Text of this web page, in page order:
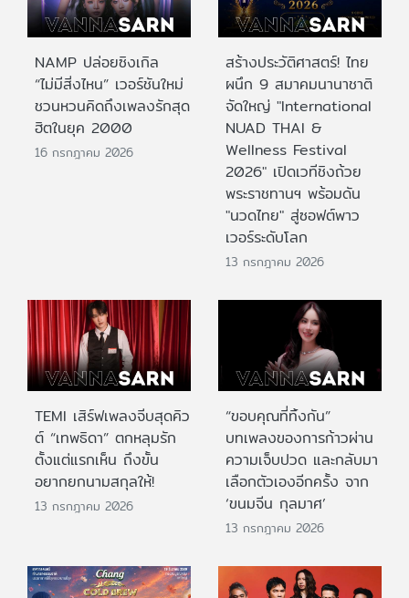
NAMP ปล่อยซิงเกิล
“ไม่มีสิ่งไหน” เวอร์ชันใหม่
ชวนหวนคิดถึงเพลงรักสุด
ฮิตในยุค 2000
16 กรกฎาคม 2026
สร้างประวัติศาสตร์! ไทย
ผนึก 9 สมาคมนานาชาติ
จัดใหญ่ "International
NUAD THAI &
Wellness Festival
2026" เปิดเวทีชิงถ้วย
พระราชทานฯ พร้อมดัน
"นวดไทย" สู่ซอฟต์พาว
เวอร์ระดับโลก
13 กรกฎาคม 2026
TEMI เสิร์ฟเพลงจีบสุดคิว
ต์ “เทพธิดา” ตกหลุมรัก
ตั้งแต่แรกเห็น ถึงขั้น
อยากยกนามสกุลให้!
13 กรกฎาคม 2026
“ขอบคุณที่ทิ้งกัน”
บทเพลงของการก้าวผ่าน
ความเจ็บปวด และกลับมา
เลือกตัวเองอีกครั้ง จาก
‘ขนมจีน กุลมาศ’
13 กรกฎาคม 2026